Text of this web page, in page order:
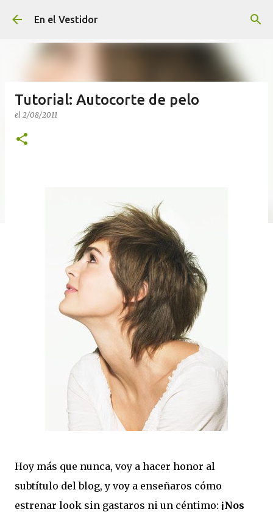
Ir al contenido principal
En el Vestidor
Tutorial: Autocorte de pelo
el 2/08/2011
Hoy más que nunca, voy a hacer honor al
subtítulo del blog, y voy a enseñaros cómo
estrenar look sin gastaros ni un céntimo: ¡Nos